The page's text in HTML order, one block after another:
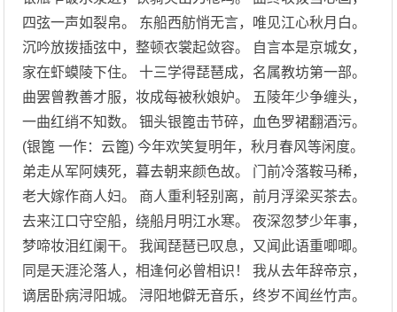
四弦一声如裂帛。 东船西舫悄无言，唯见江心秋月白。
沉吟放拨插弦中，整顿衣裳起敛容。 自言本是京城女，
家在虾蟆陵下住。 十三学得琵琶成，名属教坊第一部。
曲罢曾教善才服，妆成每被秋娘妒。 五陵年少争缠头，
一曲红绡不知数。 钿头银篦击节碎，血色罗裙翻酒污。
(银篦 一作：云篦) 今年欢笑复明年，秋月春风等闲度。
弟走从军阿姨死，暮去朝来颜色故。 门前冷落鞍马稀，
老大嫁作商人妇。 商人重利轻别离，前月浮梁买茶去。
去来江口守空船，绕船月明江水寒。 夜深忽梦少年事，
梦啼妆泪红阑干。 我闻琵琶已叹息，又闻此语重唧唧。
同是天涯沦落人，相逢何必曾相识！ 我从去年辞帝京，
谪居卧病浔阳城。 浔阳地僻无音乐，终岁不闻丝竹声。